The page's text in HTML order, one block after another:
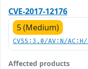
CVE-2017-12176
5 (Medium)
CVSS:3.0/AV:N/
Affected products